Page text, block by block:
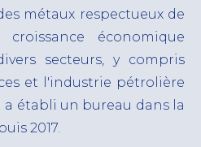
métaux respectueux de
croissance économique
secteurs, y compris
et l'industrie pétrolière
a établi un bureau dans la
2017.